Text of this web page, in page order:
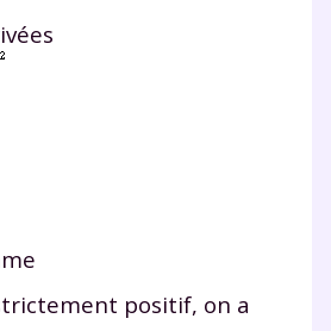
positif, on a